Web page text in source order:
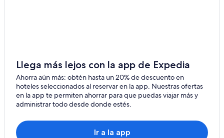
Llega más lejos con la app de Expedia
Ahorra aún más: obtén hasta un 20% de descuento en
hoteles seleccionados al reservar en la app. Nuestras ofertas
en la app te permiten ahorrar para que puedas viajar más y
administrar todo desde donde estés.
Ir a la app